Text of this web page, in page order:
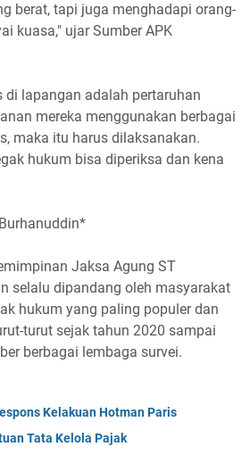
berat, tapi juga menghadapi orang-
kuasa," ujar Sumber APK
di lapangan adalah pertaruhan
mereka menggunakan berbagai
maka itu harus dilaksanakan.
hukum bisa diperiksa dan kena
Jaksa Agung ST
selalu dipandang oleh masyarakat
hukum yang paling populer dan
turut sejak tahun 2020 sampai
berbagai lembaga survei.
Kelakuan Hotman Paris
Tata Kelola Pajak